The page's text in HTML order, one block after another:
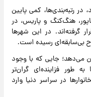
در رتبه‌بندی‌ها، کمی پایین
هنگ‌کنگ و پاریس، در
گرفته‌اند. در این شهرها
بی‌سابقه‌ای رسیده است.
می‌دهد؛ جایی که با وجود
طور فزاینده‌ای گران‌تر
در سراسر دنیا وارد